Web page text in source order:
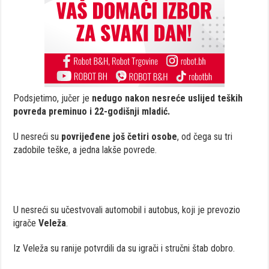
Podsjetimo, jučer je nedugo nakon nesreće uslijed teških
povreda preminuo i 22-godišnji mladić.
U nesreći su povrijeđene još četiri osobe, od čega su tri
zadobile teške, a jedna lakše povrede.
U nesreći su učestvovali automobil i autobus, koji je prevozio
igračeVeleža.
Iz Veleža su ranije potvrdili da su igrači i stručni štab dobro.